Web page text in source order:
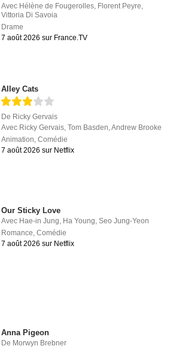
Avec Hélène de Fougerolles Florent Peyre
Vittoria Di Savoia
Drame
7 août 2026 sur France.TV
Alley Cats
De Ricky Gervais
Avec Ricky Gervais,Tom Basden,Andrew Brooke
Animation,Comédie
7 août 2026 sur Netflix
Our Sticky Love
Avec Hae-in Jung, Ha Young,Seo Jung-Yeon
Romance,Comédie
7 août 2026 sur Netflix
Anna Pigeon
De Morwyn Brebner